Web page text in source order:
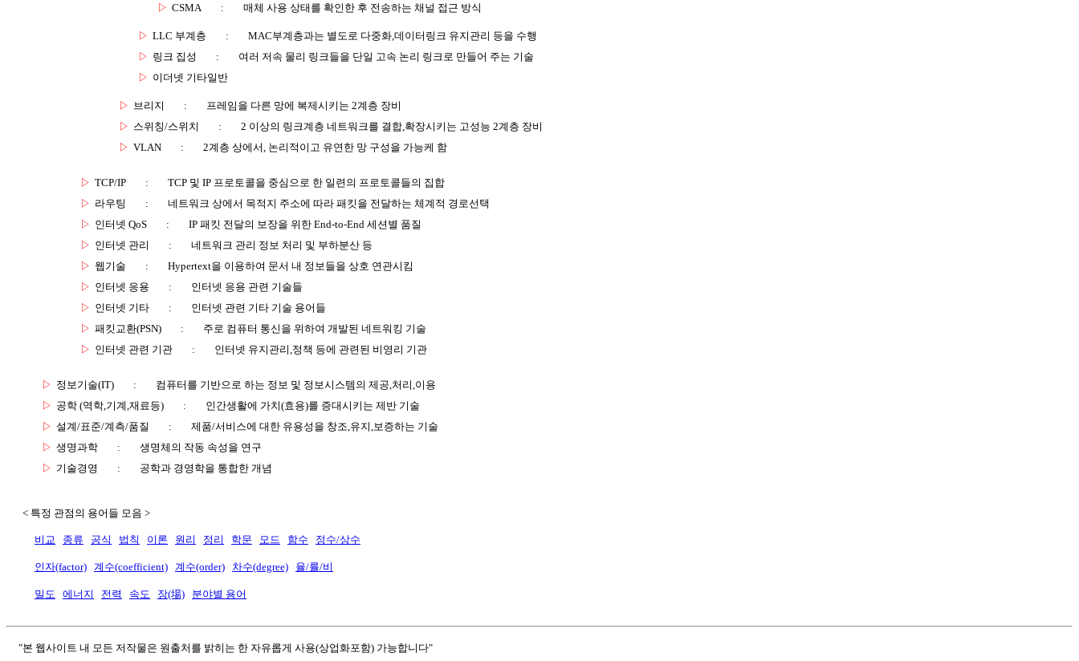
▷ CSMA : 매체 사용 상태를 확인한 후 전송하는 채널 접근 방식
▷ LLC 부계층 :
MAC부계층과는 별도로 다중화,데이터링크 유지관리 등을 수행
▷ 링크 집성 :
여러 저속 물리 링크들을 단일 고속 논리 링크로 만들어 주는 기술
▷ 이더넷 기타일반
▷ 브리지 :
프레임을 다른 망에 복제시키는 2계층 장비
▷ 스위칭/스위치 :
2 이상의 링크계층 네트워크를 결합,확장시키는 고성능 2계층 장비
▷ VLAN : 2계층 상에서, 논리적이고 유연한 망 구성을 가능케 함
▷ TCP/IP :
TCP 및 IP 프로토콜을 중심으로 한 일련의 프로토콜들의 집합
▷ 라우팅 :
네트워크 상에서 목적지 주소에 따라 패킷을 전달하는 체계적 경로선택
▷ 인터넷 QoS :
IP 패킷 전달의 보장을 위한 End-to-End 세션별 품질
▷ 인터넷 관리 :
네트워크 관리 정보 처리 및 부하분산 등
▷ 웹기술 :
Hypertext을 이용하여 문서 내 정보들을 상호 연관시킴
▷ 인터넷 응용 :
인터넷 응용 관련 기술들
▷ 인터넷 기타 :
인터넷 관련 기타 기술 용어들
▷ 패킷교환(PSN) :
주로 컴퓨터 통신을 위하여 개발된 네트워킹 기술
▷ 인터넷 관련 기관 : 인터넷 유지관리,정책 등에 관련된 비영리 기관
▷ 정보기술(IT) :
컴퓨터를 기반으로 하는 정보 및 정보시스템의 제공,처리,이용
▷ 공학 (역학,기계,재료등) :
인간생활에 가치(효용)를 증대시키는 제반 기술
▷ 설계/표준/계측/품질 :
제품/서비스에 대한 유용성을 창조,유지,보증하는 기술
▷ 생명과학 :
생명체의 작동 속성을 연구
▷ 기술경영 : 공학과 경영학을 통합한 개념
< 특정 관점의 용어들 모음 >
비교 종류 공식 법칙 이론 원리 정리 학문 모드 함수 정수/상수
인자(factor) 계수(coefficient) 계수(order) 차수(degree) 율/률/비
밀도 에너지 전력 속도 장(場) 분야별 용어
"본 웹사이트 내 모든 저작물은 원출처를 밝히는 한 자유롭게 사용(상업화포함) 가능합니다"